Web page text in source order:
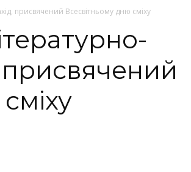
присвячений Всесвітньому дню сміху
присвячений